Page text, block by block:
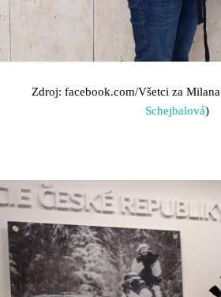
Zdroj: facebook.com/Všetci za Milana
Schejbalová)